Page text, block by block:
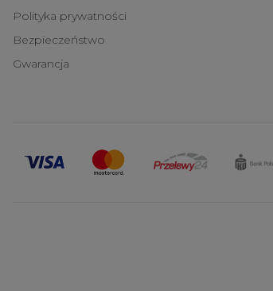
Polityka prywatności
Bezpieczeństwo
Gwarancja